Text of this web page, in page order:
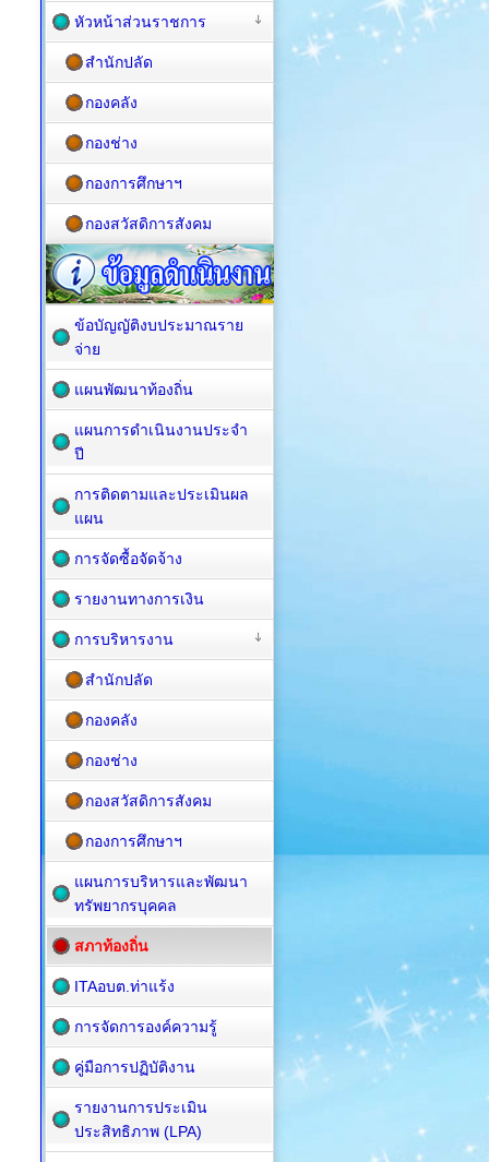
หัวหน้าส่วนราชการ
สำนักปลัด
กองคลัง
กองช่าง
กองการศึกษาฯ
กองสวัสดิการสังคม
ข้อบัญญัติงบประมาณราย
จ่าย
แผนพัฒนาท้องถิ่น
แผนการดำเนินงานประจำ
ปี
การติดตามและประเมินผล
แผน
การจัดซื้อจัดจ้าง
รายงานทางการเงิน
การบริหารงาน
สำนักปลัด
กองคลัง
กองช่าง
กองสวัสดิการสังคม
กองการศึกษาฯ
แผนการบริหารและพัฒนา
ทรัพยากรบุคคล
สภาท้องถิ่น
ITAอบต.ท่าแร้ง
การจัดการองค์ความรู้
คู่มือการปฏิบัติงาน
รายงานการประเมิน
ประสิทธิภาพ (LPA)